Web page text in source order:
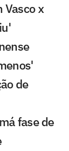
Vasco x
de
fase de